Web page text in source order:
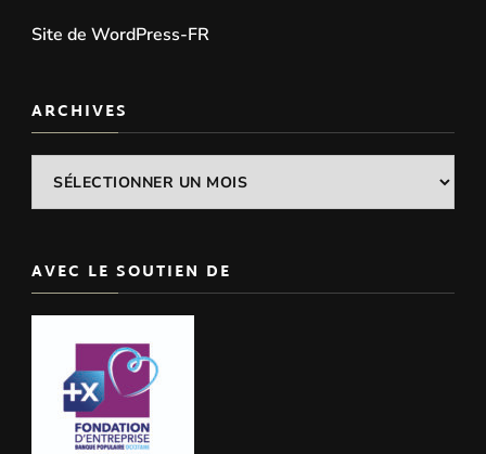
Site de WordPress-FR
ARCHIVES
Archives
AVEC LE SOUTIEN DE